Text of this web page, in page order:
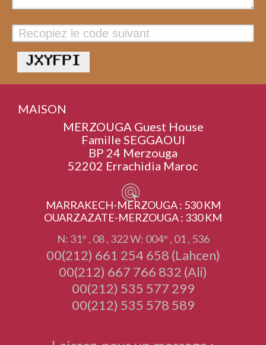
MAISON
MERZOUGA Guest House
Famille SEGGAOUI
BP 24 Merzouga
52202 Errachidia Maroc
MARRAKECH-MERZOUGA : 530 KM
OUARZAZATE-MERZOUGA : 330 KM
N: 31° , 08 , 322 W: 004° , 01 , 536
00(212) 661 254 658 (Lahcen)
00(212) 667 766 832 (Ali)
00(212) 535 577 299
00(212) 535 578 589